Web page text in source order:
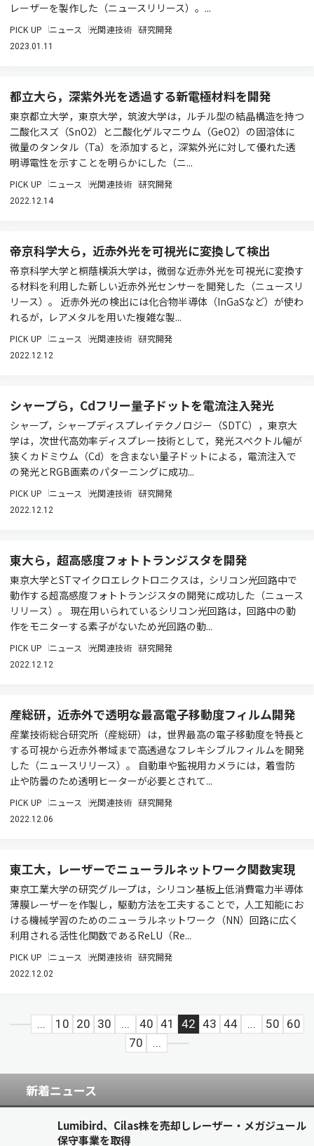
レーザーを製作した（ニュースリリース）。...
PICK UP ニュース 光関連技術 研究開発
2023.01.11
都立大ら，深紫外光を透過する新電極材料を開発
東京都立大学，東京大学，筑波大学は，ルチル型の結晶構造を持つ
二酸化スズ（SnO2）と二酸化ゲルマニウム（GeO2）の固溶体に
微量のタンタル（Ta）を添加すると，深紫外光に対して優れた透
明導電性を示すことを明らかにした（ニ...
PICK UP ニュース 光関連技術 研究開発
2022.12.14
帝京科学大ら，近赤外光を可視光に変換して検出
帝京科学大学と桐蔭横浜大学は，微弱な近赤外光を可視光に変換す
る材料を利用した新しい近赤外光センサーを開発した（ニュースリ
リース）。 近赤外光の検出には化合物半導体（InGaSなど）が使わ
れるが，レアメタルを用いた複雑な製...
PICK UP ニュース 光関連技術 研究開発
2022.12.12
シャープら，Cdフリー量子ドットを電流注入発光
シャープ，シャープディスプレイテクノロジー（SDTC），東京大
学は，次世代高効率ディスプレー技術として，発光スペクトル幅が
狭くカドミウム（Cd）を含まない量子ドットによる，電流注入で
の発光とRGB画素のパターニングに成功...
PICK UP ニュース 光関連技術 研究開発
2022.12.12
東大ら，超高感度フォトトランジスタを開発
東京大学とSTマイクロエレクトロニクスは，シリコン光回路中で
動作する超高感度フォトトランジスタの開発に成功した（ニュース
リリース）。 現在用いられているシリコン光回路は，回路中の動
作をモニターする素子がないため光回路の動...
PICK UP ニュース 光関連技術 研究開発
2022.12.12
産総研，近赤外で透明な最高電子移動度フィルム開発
産業技術総合研究所（産総研）は，世界最高の電子移動度を特長と
する可視から近赤外帯域まで高透過なフレキシブルフィルムを開発
した（ニュースリリース）。 自動車や監視用カメラには，着雪防
止や防曇のため透明ヒーターが必要とされて...
PICK UP ニュース 光関連技術 研究開発
2022.12.06
東工大，レーザーでニューラルネットワーク関数実現
東京工業大学の研究グループは，シリコン基板上低消費電力半導体
薄膜レーザーを作製し，駆動方法を工夫することで，人工知能にお
ける機械学習のためのニューラルネットワーク（NN）回路に広く
利用される活性化関数であるReLU（Re...
PICK UP ニュース 光関連技術 研究開発
2022.12.02
... 10 20 30 ... 40 41 42 43 44 ... 50 60
70
...
新着ニュース
Lumibird、Cilas株を売却しレーザー・メガジュール
保守事業を取得